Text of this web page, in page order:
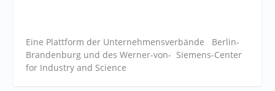
Eine Plattform der Unternehmensverbände Berlin-
Brandenburg und des Werner-von- Siemens-Center
for Industry and Science